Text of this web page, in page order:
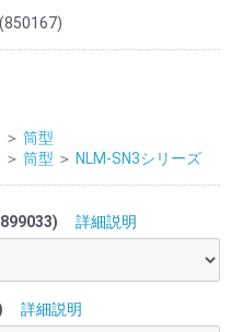
＞ 筒型
＞ 筒型 ＞ NLM-SN3シリーズ
詳細説明
詳細説明